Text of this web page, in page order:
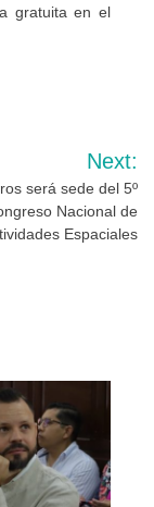
gratuita en el
Next:
será sede del 5º
Nacional de
Espaciales